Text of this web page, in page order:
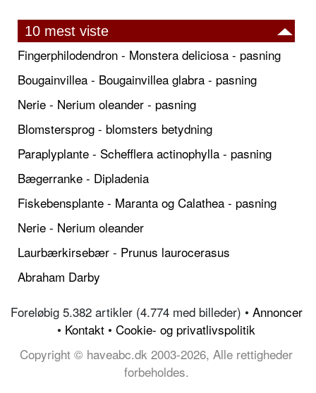
10 mest viste
Fingerphilodendron - Monstera deliciosa - pasning
Bougainvillea - Bougainvillea glabra - pasning
Nerie - Nerium oleander - pasning
Blomstersprog - blomsters betydning
Paraplyplante - Schefflera actinophylla - pasning
Bægerranke - Dipladenia
Fiskebensplante - Maranta og Calathea - pasning
Nerie - Nerium oleander
Laurbærkirsebær - Prunus laurocerasus
Abraham Darby
Foreløbig 5.382 artikler (4.774 med billeder) • Annoncer
• Kontakt • Cookie- og privatlivspolitik
Copyright © haveabc.dk 2003-2026, Alle rettigheder
forbeholdes.